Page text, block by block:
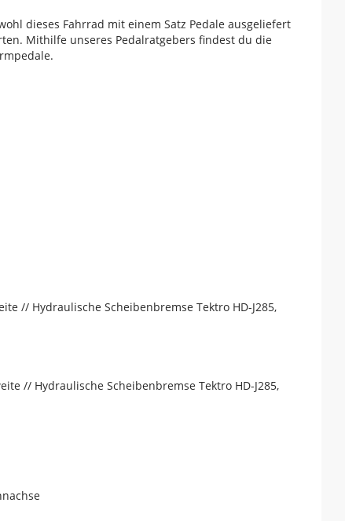
dieses Fahrrad mit einem Satz Pedale ausgeliefert
Mithilfe unseres Pedalratgebers findest du die
// Hydraulische Scheibenbremse Tektro HD-J285,
// Hydraulische Scheibenbremse Tektro HD-J285,